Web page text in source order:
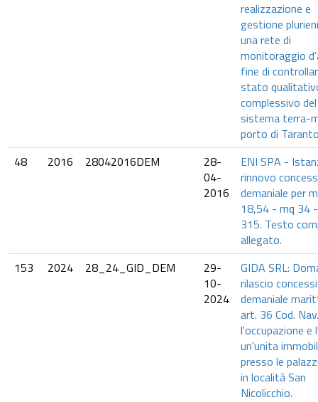
realizzazione e
gestione
una rete di
monitoraggio
fine di
stato
complessivo del
sistema terra-
porto di
48
2016 28042016DEM
28-
04-
2016
ENI SPA -
rinnovo
demaniale per
18,54 - mq 34
315. Testo
allegato.
153
2024 28_24_GID_DEM
29-
10-
2024
GIDA SRL:
rilascio
demaniale
art. 36 Cod.
l'occupazione e
un'unita
presso le
in località San
Nicolicchio.